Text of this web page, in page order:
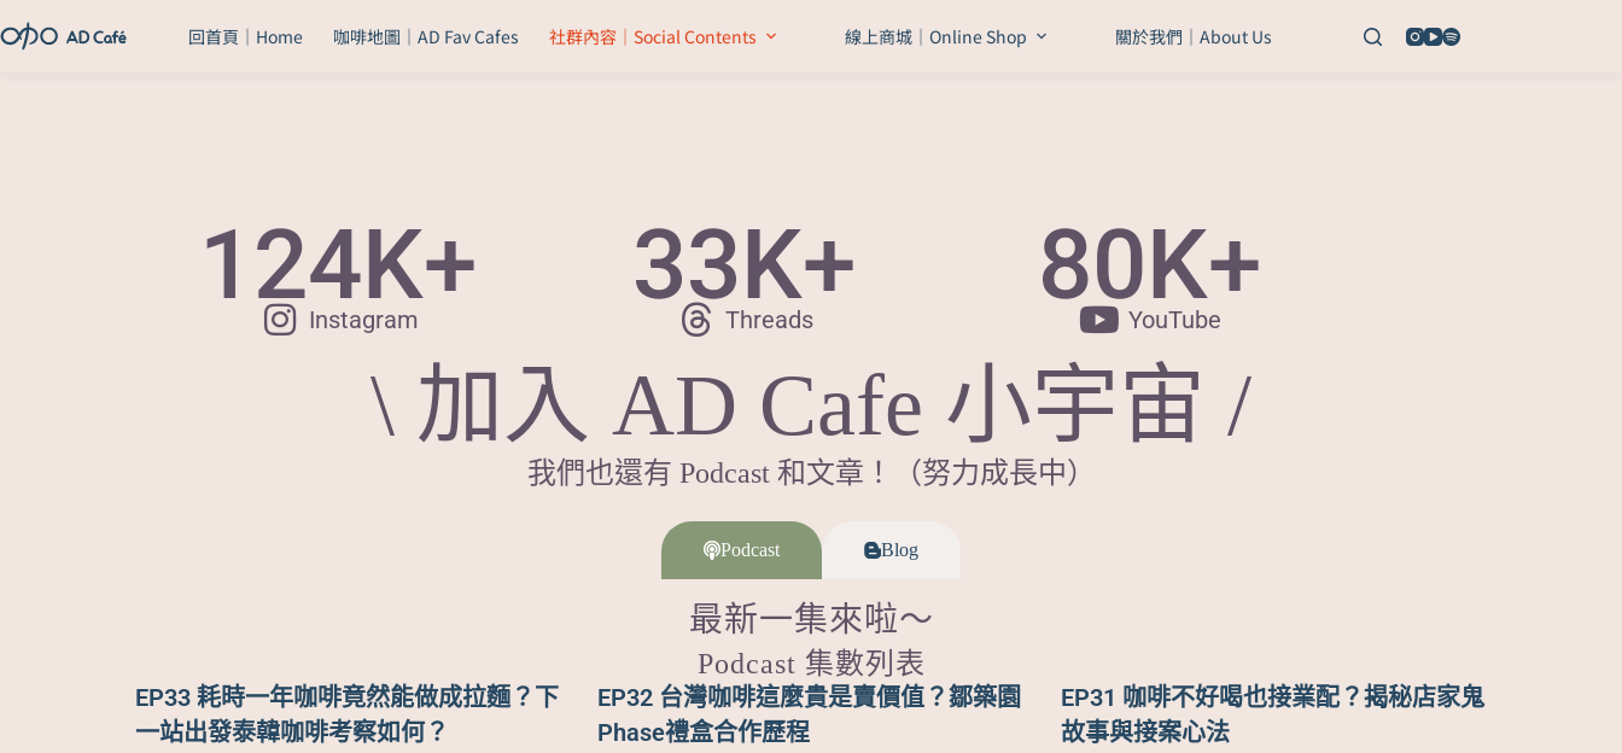
回首頁｜Home 咖啡地圖｜AD Fav Cafes 社群內容｜Social Contents 線上商城｜Online Shop 關於我們｜About Us
124K+
Instagram 33K+
Threads 80K+
YouTube
\ 加入 AD Cafe 小宇宙 /
我們也還有 Podcast 和文章！（努力成長中）
Podcast Blog
最新一集來啦～
Podcast 集數列表
EP33 耗時一年咖啡竟然能做成拉麵？下
一站出發泰韓咖啡考察如何？
EP32 台灣咖啡這麼貴是賣價值？鄒築園
Phase禮盒合作歷程
EP31 咖啡不好喝也接業配？揭秘店家鬼
故事與接案心法